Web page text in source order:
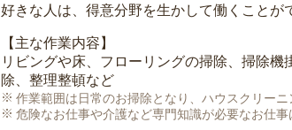
好きな人は、得意分野を生かして働くことが
【主な作業内容】
リビングや床、フローリングの掃除、掃除
除、整理整頓など
作業範囲は日常のお掃除となり、ハウスクリーニ
危険なお仕事や介護など専門知識が必要なお仕事